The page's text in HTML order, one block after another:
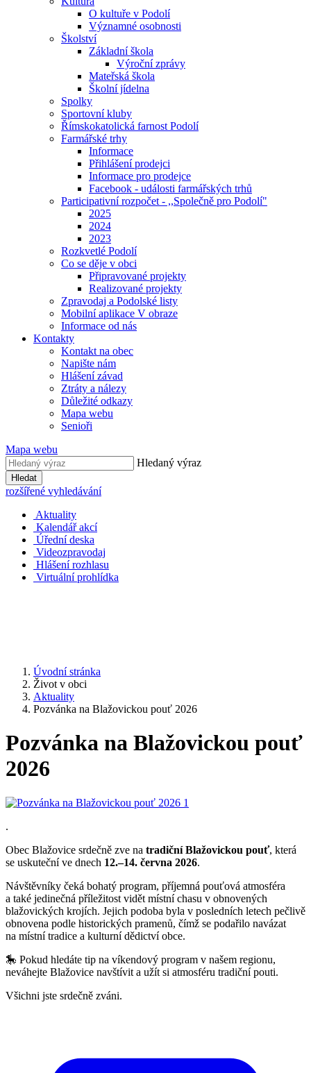
O kultuře v Podolí
Významné osobnosti
Školství
Základní škola
Výroční zprávy
Mateřská škola
Školní jídelna
Spolky
Sportovní kluby
Římskokatolická farnost Podolí
Farmářské trhy
Informace
Přihlášení prodejci
Informace pro prodejce
Facebook - události farmářských trhů
Participativní rozpočet - ,,Společně pro Podolí"
2025
2024
2023
Rozkvetlé Podolí
Co se děje v obci
Připravované projekty
Realizované projekty
Zpravodaj a Podolské listy
Mobilní aplikace V obraze
Informace od nás
Kontakty
Kontakt na obec
Napište nám
Hlášení závad
Ztráty a nálezy
Důležité odkazy
Mapa webu
Senioři
Mapa webu
Hledaný výraz
Hledat
rozšířené vyhledávání
Aktuality
Kalendář akcí
Úřední deska
Videozpravodaj
Hlášení rozhlasu
Virtuální prohlídka
Úvodní stránka
Život v obci
Aktuality
Pozvánka na Blažovickou pouť 2026
Pozvánka na Blažovickou pouť
2026
.
Obec Blažovice srdečně zve na tradiční Blažovickou pouť, která
se uskuteční ve dnech 12.–14. června 2026.
Návštěvníky čeká bohatý program, příjemná pouťová atmosféra
a také jedinečná příležitost vidět místní chasu v obnovených
blažovických krojích. Jejich podoba byla v posledních letech pečlivě
obnovena podle historických pramenů, čímž se podařilo navázat
na místní tradice a kulturní dědictví obce.
🎠 Pokud hledáte tip na víkendový program v našem regionu,
neváhejte Blažovice navštívit a užít si atmosféru tradiční pouti.
Všichni jste srdečně zváni.